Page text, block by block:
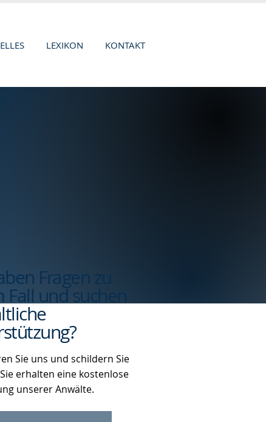
LEXIKON KONTAKT
Fragen zu
Fall und suchen
Sie uns und schildern Sie
erhalten eine kostenlose
unserer Anwälte.